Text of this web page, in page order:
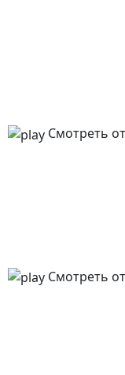
Смотреть
Смотреть